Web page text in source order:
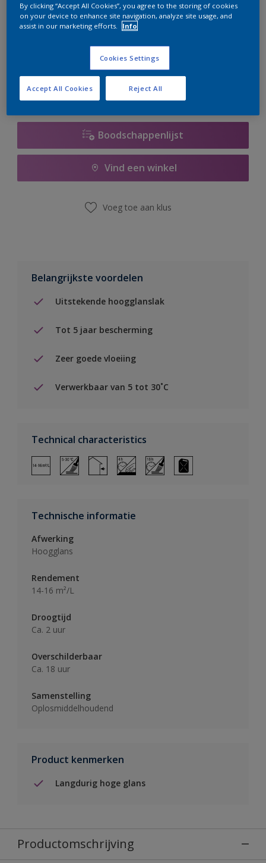
Op dit moment is het niet mogelijk dit product online
te bestellen. Houd de website in de gaten, we werken
er hard aan om de voorraad aan te vullen.
Boodschappenlijst
Vind een winkel
Voeg toe aan klus
Belangrijkste voordelen
Uitstekende hoogglanslak
Tot 5 jaar bescherming
Zeer goede vloeiing
Verwerkbaar van 5 tot 30˚C
Technical characteristics
Technische informatie
Afwerking
Hoogglans
Rendement
14-16 m²/L
Droogtijd
Ca. 2 uur
Overschilderbaar
Ca. 18 uur
Samenstelling
Oplosmiddelhoudend
Product kenmerken
Langdurig hoge glans
Productomschrijving
By clicking “Accept All Cookies”, you agree to the storing of cookies
on your device to enhance site navigation, analyze site usage, and
assist in our marketing efforts.
Info
Cookies Settings
Reject All
Accept All Cookies